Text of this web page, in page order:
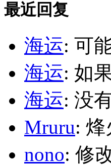
最近回复
海运: 可
海运: 如
海运: 没
Mruru:
nono: 修